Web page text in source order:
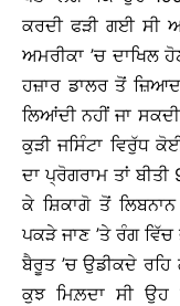
ਕਰਦੀ ਫੜੀ ਗਈ ਸੀ
ਅਮਰੀਕਾ ’ਚ ਦਾਖਿਲ
ਹਜ਼ਾਰ ਡਾਲਰ ਤੋਂ
ਲਿਆਂਦੀ ਨਹੀਂ ਜਾ
ਕੁੜੀ ਜਸਿੰਟਾ ਵਿਰੁੱਧ
ਦਾ ਪ੍ਰੋਗਰਾਮ ਤਾਂ
ਕੇ ਸ਼ਿਕਾਗੋ ਤੋਂ
ਪਕੜੇ ਜਾਣ ’ਤੇ ਰੰਗ
ਬੈਰੂਤ ’ਚ ਉਡੀਕਦੇ
ਕੁਝ ਮਿਲ਼ਦਾ ਸੀ ਉਹ